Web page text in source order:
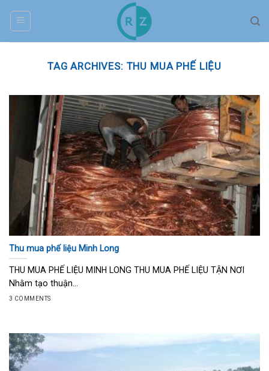
TAG ARCHIVES: THU MUA PHẾ LIỆU
Thu mua phế liệu Minh Long
THU MUA PHẾ LIỆU MINH LONG THU MUA PHẾ LIỆU TẬN NƠI
Nhằm tạo thuận...
3 COMMENTS